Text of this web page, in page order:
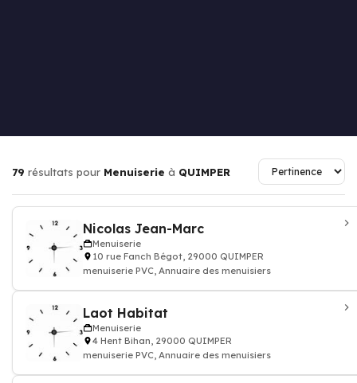
79 résultats pour Menuiserie à QUIMPER
Nicolas Jean-Marc
Menuiserie
10 rue Fanch Bégot, 29000 QUIMPER
menuiserie PVC, Annuaire des menuisiers
Laot Habitat
Menuiserie
4 Hent Bihan, 29000 QUIMPER
menuiserie PVC, Annuaire des menuisiers